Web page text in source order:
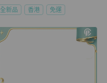
全新品 香港 免運